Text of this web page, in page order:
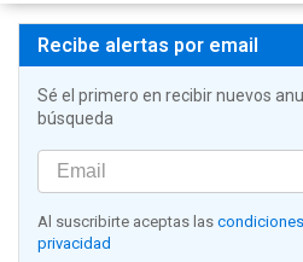
Recibe alertas por email
Sé el primero en recibir nuevos
búsqueda
Al suscribirte aceptas las
privacidad